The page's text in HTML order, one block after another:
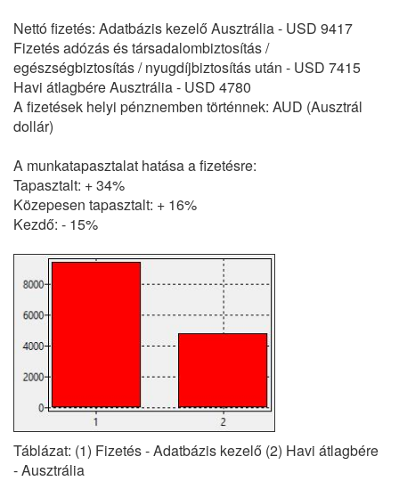
Nettó fizetés: Adatbázis kezelő Ausztrália - USD 9417
Fizetés adózás és társadalombiztosítás /
egészségbiztosítás / nyugdíjbiztosítás után - USD 7415
Havi átlagbére Ausztrália - USD 4780
A fizetések helyi pénznemben történnek: AUD (Ausztrál
dollár)
A munkatapasztalat hatása a fizetésre:
Tapasztalt: + 34%
Közepesen tapasztalt: + 16%
Kezdő: - 15%
Táblázat: (1) Fizetés - Adatbázis kezelő (2) Havi átlagbére
- Ausztrália